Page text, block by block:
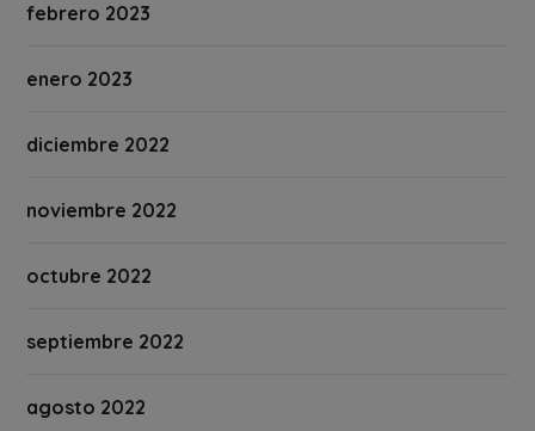
febrero 2023
enero 2023
diciembre 2022
noviembre 2022
octubre 2022
septiembre 2022
agosto 2022